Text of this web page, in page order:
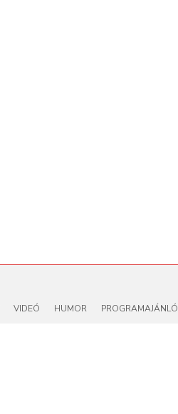
VIDEÓ HUMOR PROGRAMAJÁNLÓ